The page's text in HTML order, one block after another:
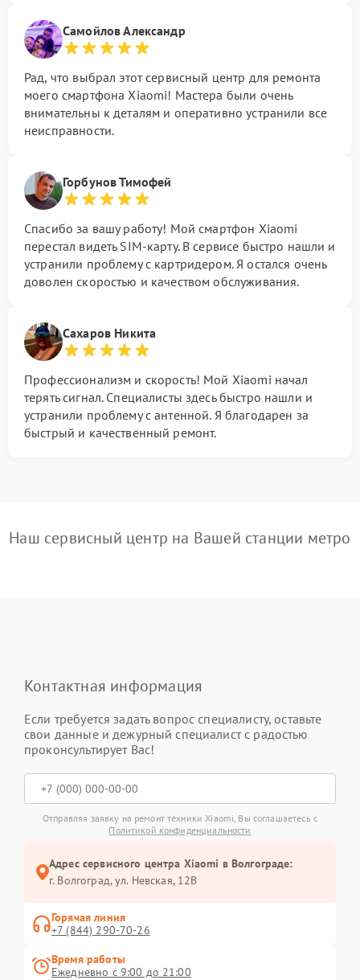
Самойлов Александр
Рад, что выбрал этот сервисный центр для ремонта
моего смартфона Xiaomi! Мастера были очень
внимательны к деталям и оперативно устранили все
неисправности.
Горбунов Тимофей
Спасибо за вашу работу! Мой смартфон Xiaomi
перестал видеть SIM-карту. В сервисе быстро нашли и
устранили проблему с картридером. Я остался очень
доволен скоростью и качеством обслуживания.
Сахаров Никита
Профессионализм и скорость! Мой Xiaomi начал
терять сигнал. Специалисты здесь быстро нашли и
устранили проблему с антенной. Я благодарен за
быстрый и качественный ремонт.
Наш сервисный центр на Вашей станции метро
Контактная информация
Если требуется задать вопрос специалисту, оставьте
свои данные и дежурный специалист с радостью
проконсультирует Вас!
Отправляя заявку на ремонт техники Xiaomi, Вы соглашаетесь с
Политикой конфиденциальности
Адрес сервисного центра Xiaomi в Волгограде:
г. Волгоград, ул. Невская, 12В
Горячая линия
+7 (844) 290-70-26
Время работы
Ежедневно с 9:00 до 21:00